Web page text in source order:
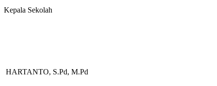
Kepala Sekolah
HARTANTO, S.Pd, M.Pd